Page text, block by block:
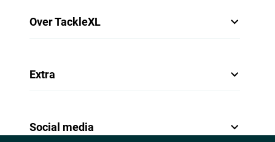
Over TackleXL
Extra
Social media